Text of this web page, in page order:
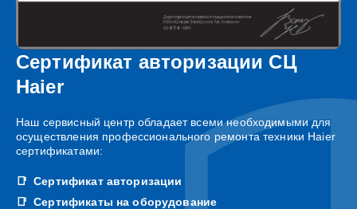
Сертификат авторизации СЦ
Haier
Наш сервисный центр обладает всеми необходимыми для
осуществления профессионального ремонта техники Haier
сертификатами:
Сертификат авторизации
Сертификаты на оборудование